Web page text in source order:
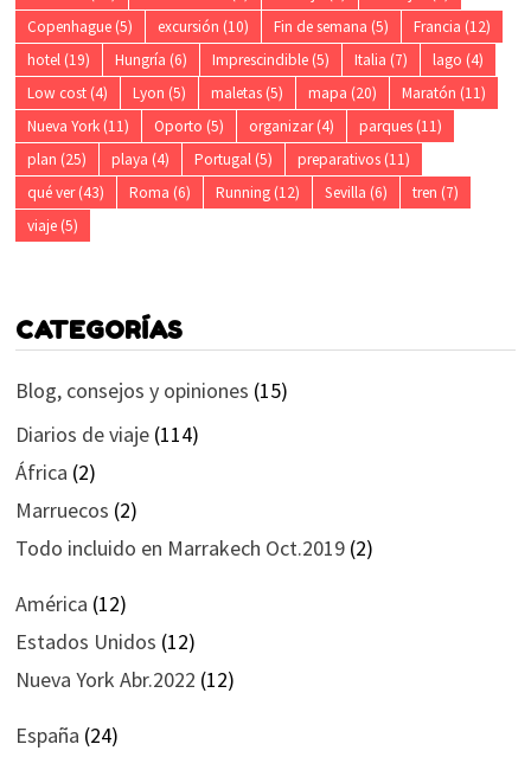
Copenhague(5) excursión (10) Fin de semana (5) Francia (12)
hotel(19) Hungría (6) Imprescindible(5) Italia (7) lago (4)
Low cost(4) Lyon (5) maletas(5) mapa (20) Maratón (11)
Nueva York(11) Oporto (5) organizar(4) parques(11)
plan (25) playa (4) Portugal(5) preparativos(11)
qué ver(43) Roma (6) Running(12) Sevilla (6) tren (7)
viaje(5)
CATEGORÍAS
Blog, consejos y opiniones (15)
Diarios de viaje(114)
África (2)
Marruecos (2)
Todo incluido en Marrakech Oct.2019(2)
América (12)
Estados Unidos (12)
Nueva York Abr.2022 (12)
España (24)